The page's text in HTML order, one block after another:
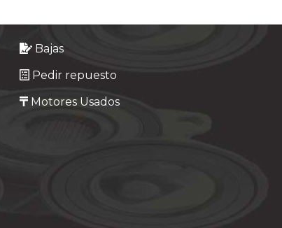
Bajas
Pedir repuesto
Motores Usados